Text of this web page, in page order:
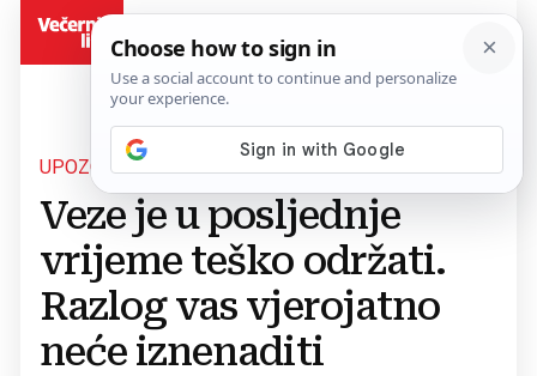
UPOZORENJE STRUČNJAKA
Veze je u posljednje
vrijeme teško održati.
Razlog vas vjerojatno
neće iznenaditi